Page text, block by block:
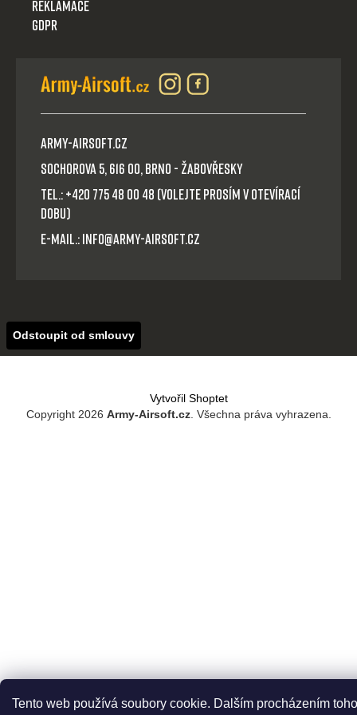
Tento web používá soubory cookie. Dalším procházením
Reklamace
GDPR
Army-Airsoft.cz
Sochorova 5, 616 00, Brno - Žabovřesky
Tel.: +420 775 48 00 48 (volejte prosím v otevírací
dobu)
E-mail.: info@army-airsoft.cz
Odstoupit od smlouvy
Vytvořil Shoptet
Copyright 2026 Army-Airsoft.cz. Všechna práva vyhrazena.